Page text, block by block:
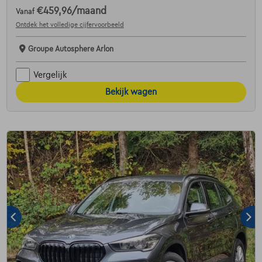
Vanaf €459,96/maand
Ontdek het volledige cijfervoorbeeld
Groupe Autosphere Arlon
Vergelijk
Bekijk wagen